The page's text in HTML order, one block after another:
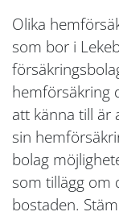
Olika
som bor i
hemförsäkring
att känna till är
sin
bolag
som tillägg om
bostaden.